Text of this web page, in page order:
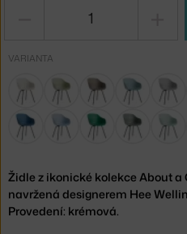
VARIANTA
Židle z ikonické kolekce About a
navržená designerem Hee
Provedení: krémová.